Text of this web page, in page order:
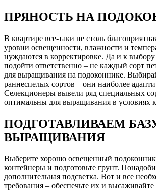
ПРЯНОСТЬ НА
В квартире все-таки не столь
уровни освещенности, влажности и
нуждаются в корректировке. Да и к
подойти ответственно – не каждый сорт
для выращивания на подоконнике.
раннеспелых сортов – они наиболее
Селекционеры вывели ряд специальных
оптимальны для выращивания в условиях
ПОДГОТАВЛИВАЕМ
ВЫРАЩИВАНИЯ
Выберите хорошо освещенный
контейнеры и подготовьте грунт.
дополнительная подсветка. Вот и все
требования – обеспечьте их и высаживайте